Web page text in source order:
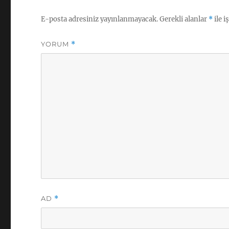
E-posta adresiniz yayınlanmayacak.Gerekli alanlar *ile
YORUM *
AD *